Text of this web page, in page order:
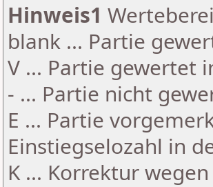
Hinweis1
blank ... Partie
V ... Partie gewertet
- ... Partie nicht
E ... Partie
Einstiegselozahl in
K ... Korrektur